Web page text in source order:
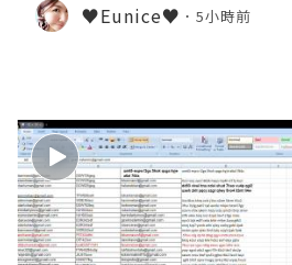
♥Eunice♥ 5小時前